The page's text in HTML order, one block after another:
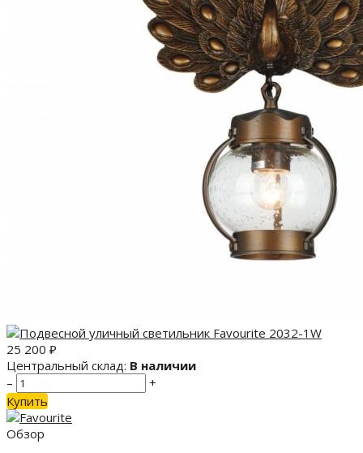
25 200 ₽
Центральный склад: В наличии
–
+
Купить
Обзор